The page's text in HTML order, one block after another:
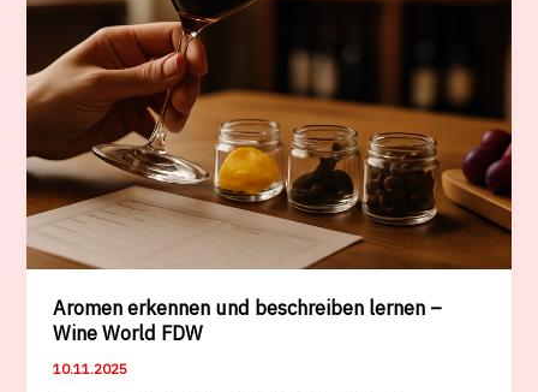
Aromen erkennen und beschreiben lernen –
Wine World FDW
10.11.2025